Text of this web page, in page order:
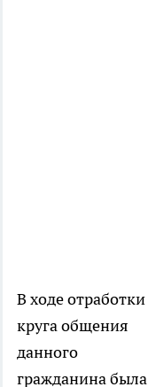
В ходе отработки
круга общения
данного
гражданина была